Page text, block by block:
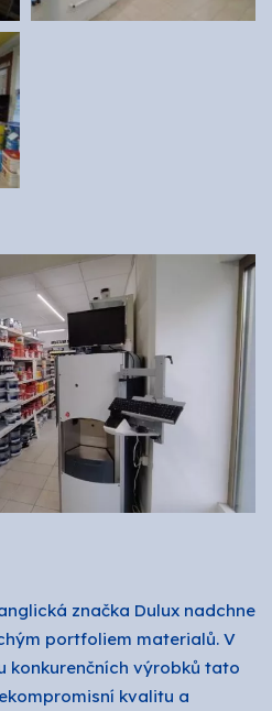
značka Dulux nadchne
portfoliem materialů. V
konkurenčních výrobků tato
kvalitu a